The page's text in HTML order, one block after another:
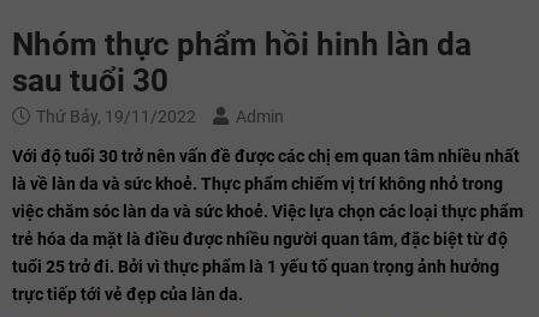
Nhóm thực phẩm hồi hinh làn da
sau tuổi 30
Thứ Bảy, 19/11/2022 Admin
Với độ tuổi 30 trở nên vấn đề được các chị em quan tâm nhiều nhất
là về làn da và sức khoẻ. Thực phẩm chiếm vị trí không nhỏ trong
việc chăm sóc làn da và sức khoẻ. Việc lựa chọn các loại thực phẩm
trẻ hóa da mặt là điều được nhiều người quan tâm, đặc biệt từ độ
tuổi 25 trở đi. Bởi vì thực phẩm là 1 yếu tố quan trọng ảnh hưởng
trực tiếp tới vẻ đẹp của làn da.